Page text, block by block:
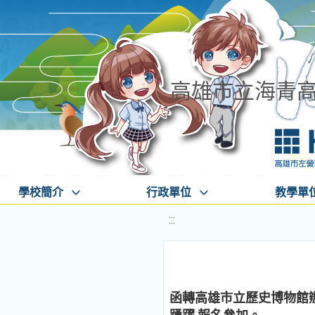
高雄市立海青
學校簡介 行政單位 教學單
:::
函轉高雄市立歷史博物館